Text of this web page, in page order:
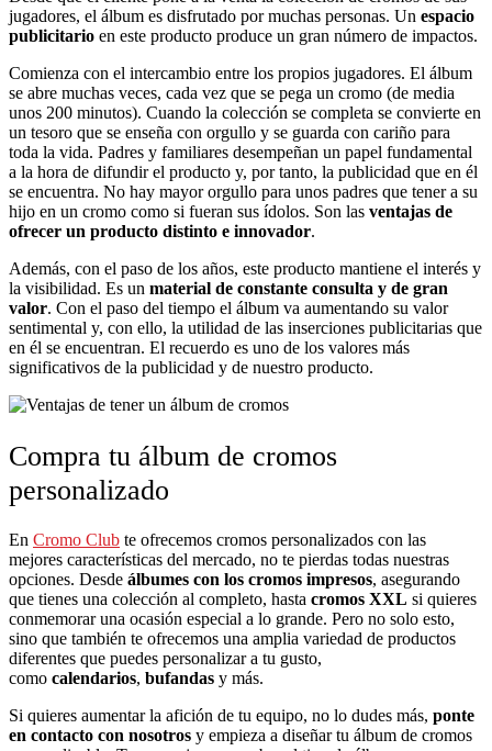
jugadores, el álbum es disfrutado por muchas personas. Un espacio
publicitario en este producto produce un gran número de impactos.
Comienza con el intercambio entre los propios jugadores. El álbum
se abre muchas veces, cada vez que se pega un cromo (de media
unos 200 minutos). Cuando la colección se completa se convierte en
un tesoro que se enseña con orgullo y se guarda con cariño para
toda la vida. Padres y familiares desempeñan un papel fundamental
a la hora de difundir el producto y, por tanto, la publicidad que en él
se encuentra. No hay mayor orgullo para unos padres que tener a su
hijo en un cromo como si fueran sus ídolos. Son las ventajas de
ofrecer un producto distinto e innovador.
Además, con el paso de los años, este producto mantiene el interés y
la visibilidad. Es un material de constante consulta y de gran
valor. Con el paso del tiempo el álbum va aumentando su valor
sentimental y, con ello, la utilidad de las inserciones publicitarias que
en él se encuentran. El recuerdo es uno de los valores más
significativos de la publicidad y de nuestro producto.
Compra tu álbum de cromos
personalizado
En Cromo Club te ofrecemos cromos personalizados con las
mejores características del mercado, no te pierdas todas nuestras
opciones. Desde álbumes con los cromos impresos, asegurando
que tienes una colección al completo, hasta cromos XXL si quieres
conmemorar una ocasión especial a lo grande. Pero no solo esto,
sino que también te ofrecemos una amplia variedad de productos
diferentes que puedes personalizar a tu gusto,
como calendarios, bufandas y más.
Si quieres aumentar la afición de tu equipo, no lo dudes más, ponte
en contacto con nosotros y empieza a diseñar tu álbum de cromos